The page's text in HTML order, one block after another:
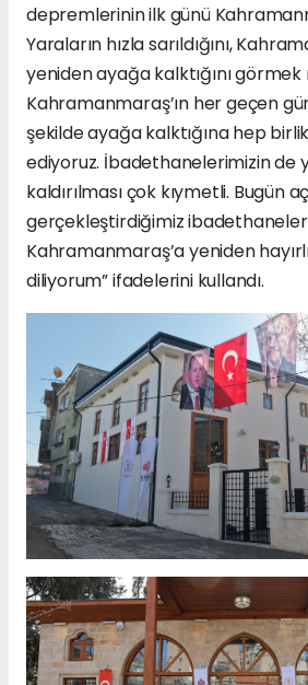
depremlerinin ilk günü
Yaraların hızla sarıldığını,
yeniden ayağa kalktığını
Kahramanmaraş’ın her geçen
şekilde ayağa kalktığına hep
ediyoruz. İbadethanelerimizin de
kaldırılması çok kıymetli. Bugün
gerçekleştirdiğimiz
Kahramanmaraş’a yeniden
diliyorum” ifadelerini kullandı.